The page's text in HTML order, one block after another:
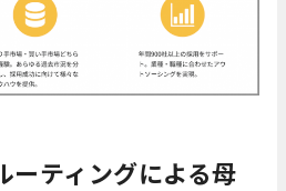
ーティングによる母